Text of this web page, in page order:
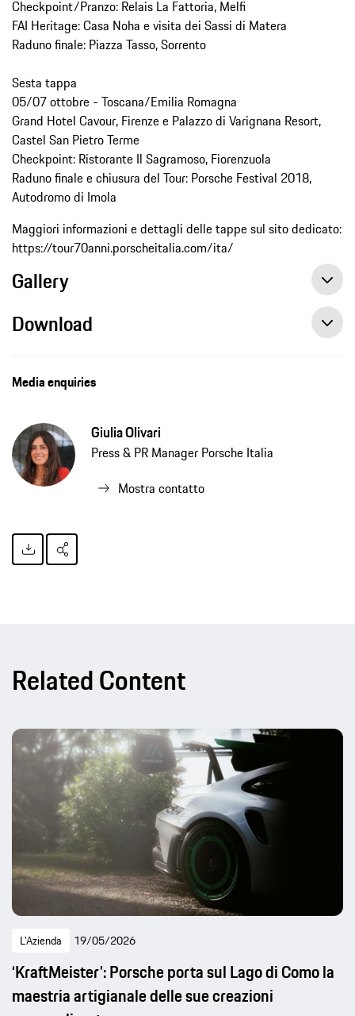
Checkpoint/Pranzo: Relais La Fattoria, Melfi
FAI Heritage: Casa Noha e visita dei Sassi di Matera
Raduno finale: Piazza Tasso, Sorrento
Sesta tappa
05/07 ottobre - Toscana/Emilia Romagna
Grand Hotel Cavour, Firenze e Palazzo di Varignana Resort,
Castel San Pietro Terme
Checkpoint: Ristorante Il Sagramoso, Fiorenzuola
Raduno finale e chiusura del Tour: Porsche Festival 2018,
Autodromo di Imola
Maggiori informazioni e dettagli delle tappe sul sito dedicato:
https://tour70anni.porscheitalia.com/ita/
Gallery
Download
Media enquiries
Giulia Olivari
Press & PR Manager Porsche Italia
Mostra contatto
Related Content
L'Azienda 19/05/2026
‘KraftMeister’: Porsche porta sul Lago di Como la
maestria artigianale delle sue creazioni